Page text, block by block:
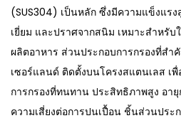
(SUS304) เป็นหลัก ซึ่งมีความแข็งแร
เยี่ยม และปราศจากสนิม เหมาะสำหรับ
ผลิตอาหาร ส่วนประกอบการกรองที่สำ
เซอร์แลนด์ ติดตั้งบนโครงสแตนเลส เ
การกรองที่ทนทาน ประสิทธิภาพสูง อา
ความเสี่ยงต่อการปนเปื้อน ชิ้นส่วนประ